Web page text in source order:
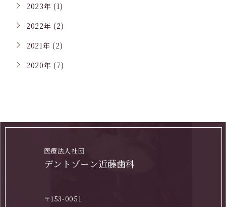
2023年 (1)
2022年 (2)
2021年 (2)
2020年 (7)
医療法人社団
デントゾーン近藤歯科
〒153-0051